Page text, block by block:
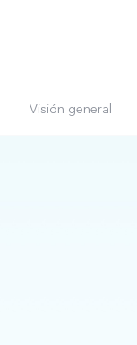
Visión general